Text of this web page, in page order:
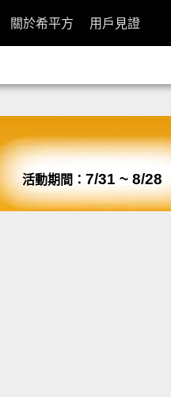
關於希平方 用戶見證
活動期間： 7/31 ~ 8/28